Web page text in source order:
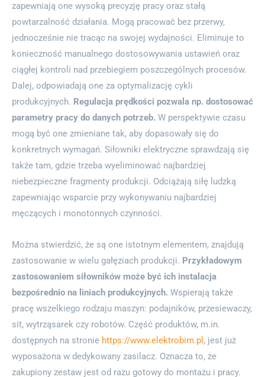
zapewniają one wysoką precyzję pracy oraz stałą
powtarzalność działania. Mogą pracować bez przerwy,
jednocześnie nie tracąc na swojej wydajności. Eliminuje to
konieczność manualnego dostosowywania ustawień oraz
ciągłej kontroli nad przebiegiem poszczególnych procesów.
Dalej, odpowiadają one za optymalizację cykli
produkcyjnych. Regulacja prędkości pozwala np. dostosować
parametry pracy do danych potrzeb. W perspektywie czasu
mogą być one zmieniane tak, aby dopasowały się do
konkretnych wymagań. Siłowniki elektryczne sprawdzają się
także tam, gdzie trzeba wyeliminować najbardziej
niebezpieczne fragmenty produkcji. Odciążają siłę ludzką
zapewniając wsparcie przy wykonywaniu najbardziej
męczących i monotonnych czynności.
Można stwierdzić, że są one istotnym elementem, znajdują
zastosowanie w wielu gałęziach produkcji. Przykładowym
zastosowaniem siłowników może być ich instalacja
bezpośrednio na liniach produkcyjnych. Wspierają także
pracę wszelkiego rodzaju maszyn: podajników, przesiewaczy,
sit, wytrząsarek czy robotów. Część produktów, m.in.
dostępnych na stronie https://www.elektrobim.pl , jest już
wyposażona w dedykowany zasilacz. Oznacza to, że
zakupiony zestaw jest od razu gotowy do montażu i pracy.